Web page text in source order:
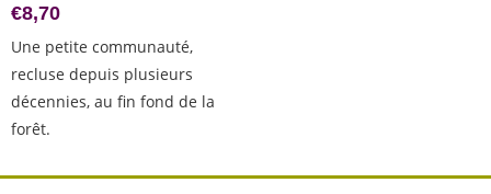
€8,70
Une petite communauté,
recluse depuis plusieurs
décennies, au fin fond de la
forêt.